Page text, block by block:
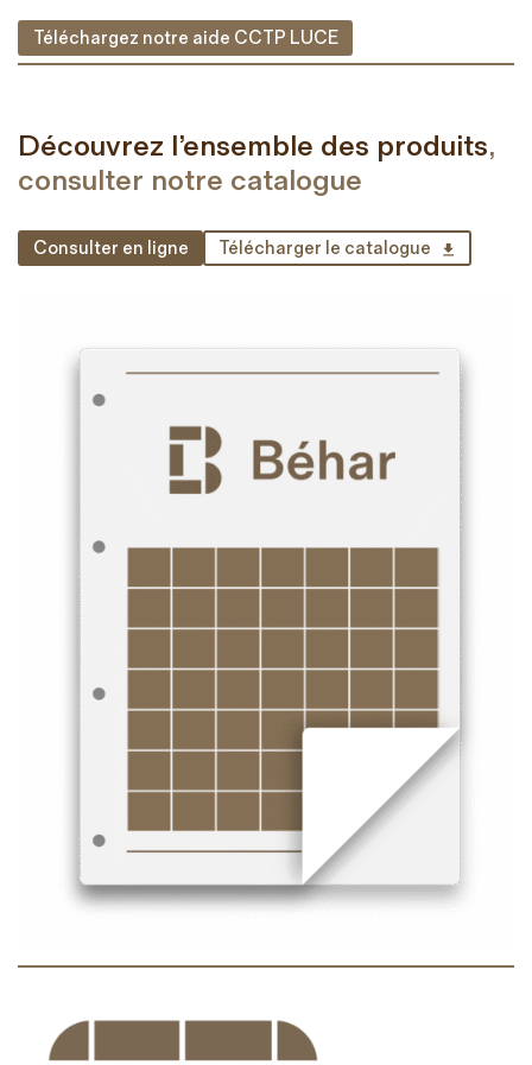
Téléchargez notre aide CCTP LUCE
Découvrez l’ensemble des produits,
consulter notre catalogue
Consulter en ligne Télécharger le catalogue